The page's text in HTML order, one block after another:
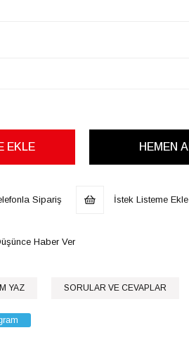
Sipariş İstek Listeme Ekle
Haber Ver
YAZ SORULAR VE CEVAPLAR